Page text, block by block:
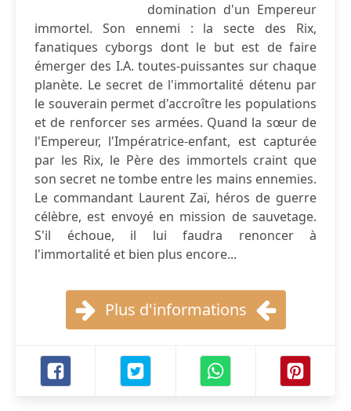
domination d'un Empereur
immortel. Son ennemi : la secte des Rix,
fanatiques cyborgs dont le but est de faire
émerger des I.A. toutes-puissantes sur chaque
planète. Le secret de l'immortalité détenu par
le souverain permet d'accroître les populations
et de renforcer ses armées. Quand la sœur de
l'Empereur, l'Impératrice-enfant, est capturée
par les Rix, le Père des immortels craint que
son secret ne tombe entre les mains ennemies.
Le commandant Laurent Zaï, héros de guerre
célèbre, est envoyé en mission de sauvetage.
S'il échoue, il lui faudra renoncer à
l'immortalité et bien plus encore...
Plus d'informations